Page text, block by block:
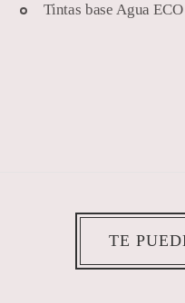
Tintas base Agua
TE